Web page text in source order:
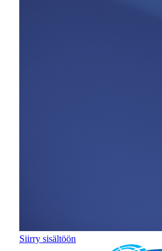
Siirry sisältöön